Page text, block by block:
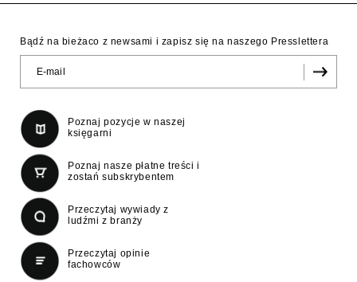
Bądź na bieżaco z newsami i zapisz się na naszego Presslettera
Poznaj pozycje w naszej
księgarni
Poznaj nasze płatne treści i
zostań subskrybentem
Przeczytaj wywiady z
ludźmi z branży
Przeczytaj opinie
fachowców